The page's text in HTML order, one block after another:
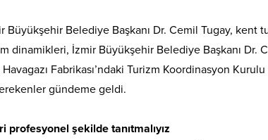
Büyükşehir Belediye Başkanı Dr. Cemil Tugay, kent
dinamikleri, İzmir Büyükşehir Belediye Başkanı Dr.
Fabrikası’ndaki Turizm Koordinasyon
gündeme geldi.
profesyonel şekilde tanıtmalıyız